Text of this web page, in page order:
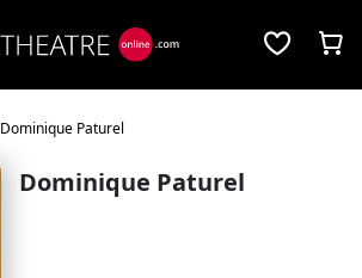
Dominique Paturel
Dominique Paturel